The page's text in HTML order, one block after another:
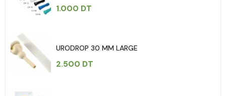
1.000 DT
URODROP 30 MM LARGE
2.500 DT